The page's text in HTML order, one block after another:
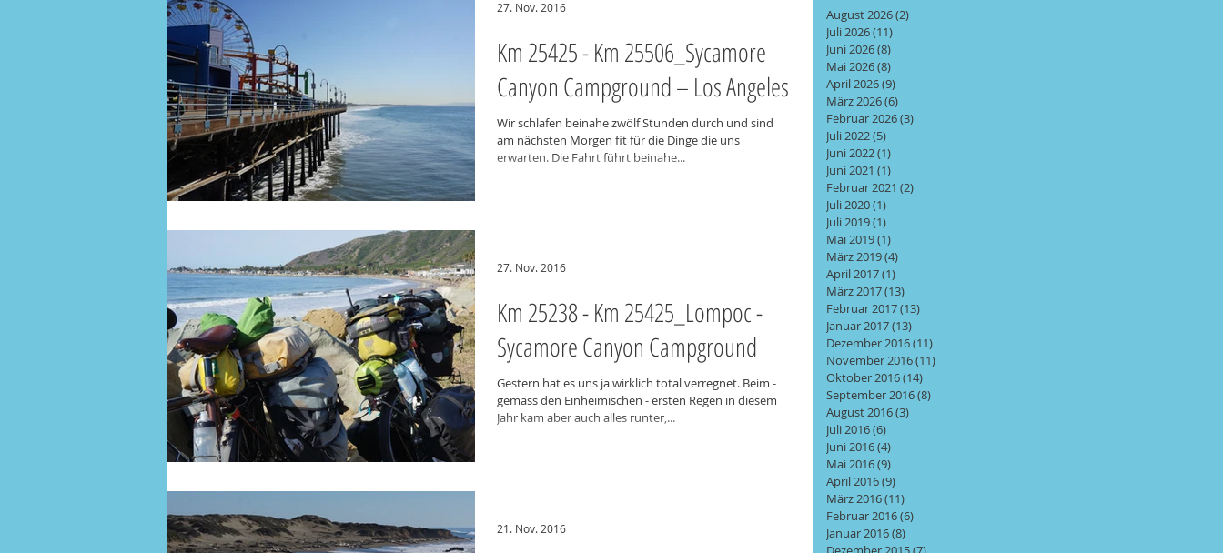
Km 25425 - Km 25506_Sycamore
Canyon Campground – Los Angeles
Wir schlafen beinahe zwölf Stunden durch und sind
am nächsten Morgen fit für die Dinge die uns
erwarten. Die Fahrt führt beinahe...
27. Nov. 2016
Km 25238 - Km 25425_Lompoc -
Sycamore Canyon Campground
Gestern hat es uns ja wirklich total verregnet. Beim -
gemäss den Einheimischen - ersten Regen in diesem
Jahr kam aber auch alles runter,...
27. Nov. 2016
21. Nov. 2016
August 2026(2)
Juli 2026(11)
Juni 2026(8)
Mai 2026(8)
April 2026(9)
März 2026(6)
Februar 2026(3)
Juli 2022(5)
Juni 2022(1)
Juni 2021 (1)
Februar 2021 (2)
Juli 2020(1)
Juli 2019(1)
Mai 2019(1)
März 2019(4)
April 2017(1)
März 2017(13)
Februar 2017(13)
Januar 2017(13)
Dezember 2016(11)
November 2016(11)
Oktober 2016(14)
September 2016(8)
August 2016(3)
Juli 2016(6)
Juni 2016(4)
Mai 2016(9)
April 2016(9)
März 2016(11)
Februar 2016(6)
Januar 2016(8)